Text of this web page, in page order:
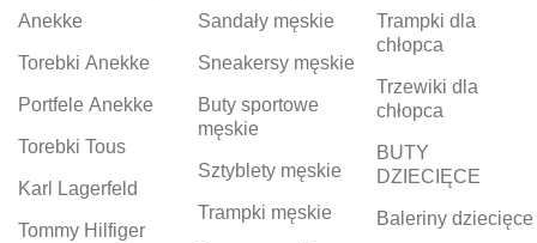
Anekke
Torebki Anekke
Portfele Anekke
Torebki Tous
Karl Lagerfeld
Tommy Hilfiger
Sandały męskie
Sneakersy męskie
Buty sportowe
męskie
Sztyblety męskie
Trampki męskie
Trampki dla
chłopca
Trzewiki dla
chłopca
BUTY
DZIECIĘCE
Baleriny dziecięce